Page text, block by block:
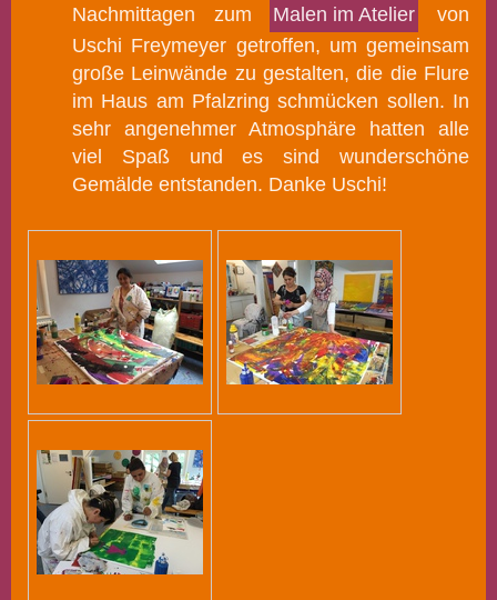
Nachmittagen zum
Malen im Atelier
von
Uschi Freymeyer getroffen, um gemeinsam
große Leinwände zu gestalten, die die Flure
im Haus am Pfalzring schmücken sollen. In
sehr angenehmer Atmosphäre hatten alle
viel Spaß und es sind wunderschöne
Gemälde entstanden. Danke Uschi!